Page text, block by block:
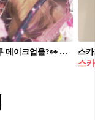
이민정이 갸루 메이크업을?👀 이런 메이크업도 소화해💄💗 이민정이 메이크업 아티스트 시네에게 갸루 메이크업을 받았습니다. 평소 단정하고 우아한 이미지와는 다르게, 강한 속눈썹과 핑크빛 아이 메이크업으로 색다른 변신을 보여줬는데요. 키치한 무드까지 소화한 이민정의 갸루 메이크업 변신, 영상으로 확인해보세요.
스